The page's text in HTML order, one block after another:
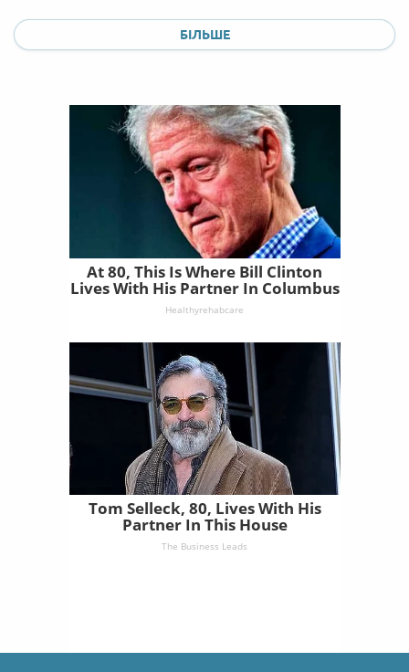
БІЛЬШЕ
At 80, This Is Where Bill Clinton
Lives With His Partner In Columbus
Healthyrehabcare
Tom Selleck, 80, Lives With His
Partner In This House
The Business Leads